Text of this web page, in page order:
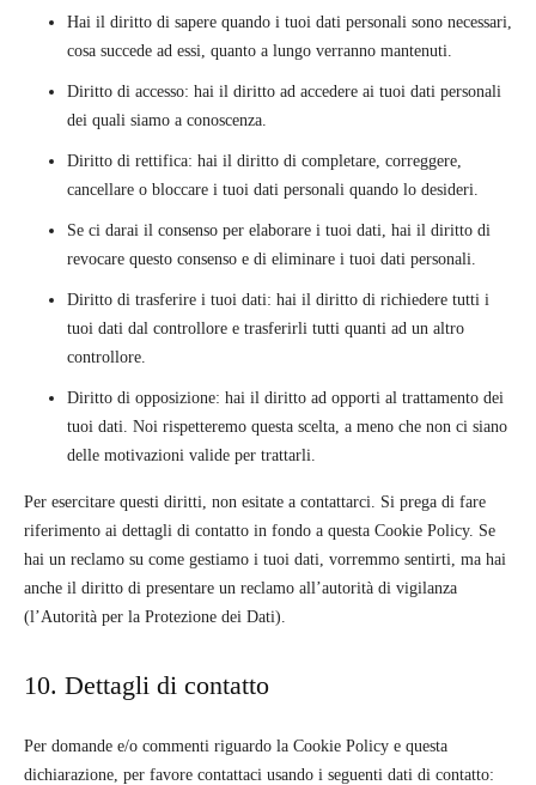
Hai il diritto di sapere quando i tuoi dati personali sono necessari,
cosa succede ad essi, quanto a lungo verranno mantenuti.
Diritto di accesso: hai il diritto ad accedere ai tuoi dati personali
dei quali siamo a conoscenza.
Diritto di rettifica: hai il diritto di completare, correggere,
cancellare o bloccare i tuoi dati personali quando lo desideri.
Se ci darai il consenso per elaborare i tuoi dati, hai il diritto di
revocare questo consenso e di eliminare i tuoi dati personali.
Diritto di trasferire i tuoi dati: hai il diritto di richiedere tutti i
tuoi dati dal controllore e trasferirli tutti quanti ad un altro
controllore.
Diritto di opposizione: hai il diritto ad opporti al trattamento dei
tuoi dati. Noi rispetteremo questa scelta, a meno che non ci siano
delle motivazioni valide per trattarli.
Per esercitare questi diritti, non esitate a contattarci. Si prega di fare
riferimento ai dettagli di contatto in fondo a questa Cookie Policy. Se
hai un reclamo su come gestiamo i tuoi dati, vorremmo sentirti, ma hai
anche il diritto di presentare un reclamo all’autorità di vigilanza
(l’Autorità per la Protezione dei Dati).
10. Dettagli di contatto
Per domande e/o commenti riguardo la Cookie Policy e questa
dichiarazione, per favore contattaci usando i seguenti dati di contatto: